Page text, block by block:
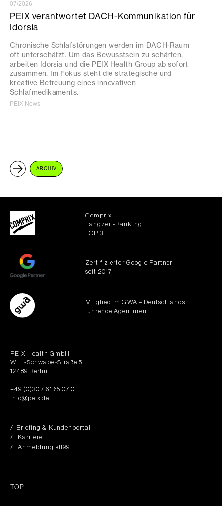
07/2026
PEIX verantwortet DACH-Kommunikation für
Idorsia
Chronische Schlafstörungen werden im DACH-Raum
oft unterschätzt. Um das Bewusstsein zu schärfen,
arbeiten Idorsia und die PEIX Health Group ab sofort
zusammen. Im Fokus steht die strategische und
kreative Betreuung eines innovativen
Schlafmedikaments.
PEIX News
ARCHIV
Comprix
Langzeit-Ranking
TOP 3
Zertifizierter Google Partner
seit 2017
Mitglied im GWA – Deutschlands
führende Agenturen
PEIX Health GmbH
Willi-Schwabe-Straße 5
12489 Berlin
+49 (0)30 / 61 65 07 0
info@peix.de
/ Briefing & Kundenportal
/ Karriere
/ Anmeldung elf99
TOP